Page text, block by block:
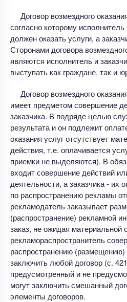
Договор возмездного
согласно которому
должен оказать услуги, а
Сторонами договора
являются исполнитель и
выступать как граждане, так и
Договор возмездного
имеет предметом совершение
заказчика. В подряде целью
результата и он подлежит
оказания услуг отсутствует
действия, т.е. оплачивается
приемки не выделяются). В
входит совершение действий
деятельности, а заказчика - их
по распространению рекламы
рекламодатель заказывает
(распространение) рекламной
заказ, не ожидая материальной
рекламораспространитель
распространению
заключить любой договор (с.
предусмотренный и не
могут заключить смешанный
элементы договоров.